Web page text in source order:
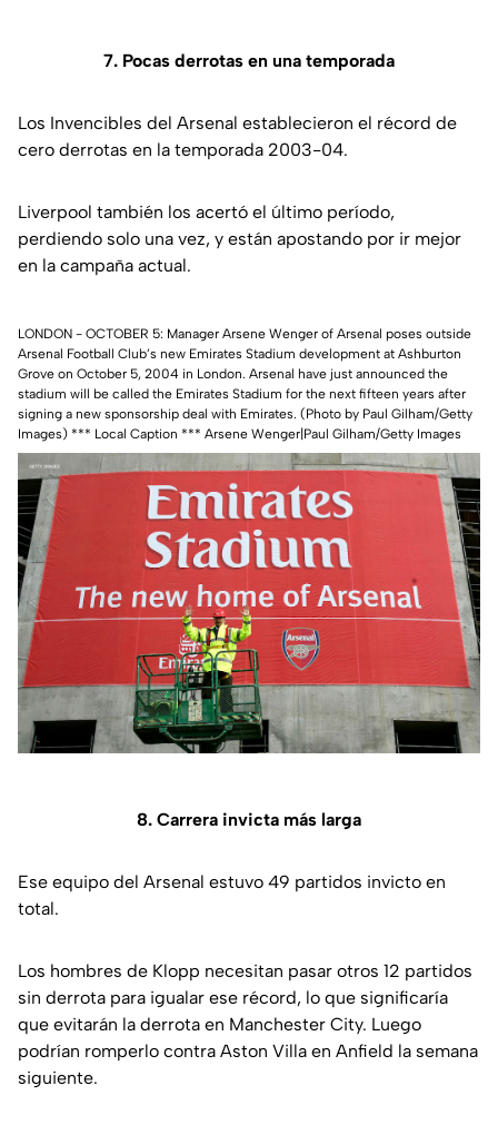
7. Pocas derrotas en una temporada
Los Invencibles del Arsenal establecieron el récord de
cero derrotas en la temporada 2003-04.
Liverpool también los acertó el último período,
perdiendo solo una vez, y están apostando por ir mejor
en la campaña actual.
LONDON - OCTOBER 5: Manager Arsene Wenger of Arsenal poses outside
Arsenal Football Club’s new Emirates Stadium development at Ashburton
Grove on October 5, 2004 in London. Arsenal have just announced the
stadium will be called the Emirates Stadium for the next fifteen years after
signing a new sponsorship deal with Emirates. (Photo by Paul Gilham/Getty
Images) *** Local Caption *** Arsene Wenger|Paul Gilham/Getty Images
8. Carrera invicta más larga
Ese equipo del Arsenal estuvo 49 partidos invicto en
total.
Los hombres de Klopp necesitan pasar otros 12 partidos
sin derrota para igualar ese récord, lo que significaría
que evitarán la derrota en Manchester City. Luego
podrían romperlo contra Aston Villa en Anfield la semana
siguiente.